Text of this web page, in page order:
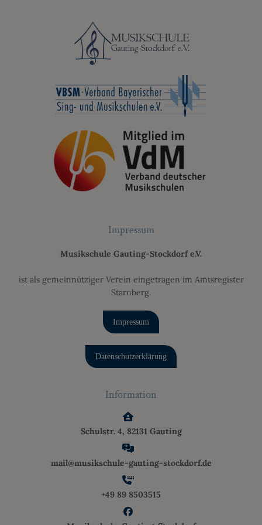
Impressum
Musikschule Gauting-Stockdorf e.V.
ist als gemeinnütziger Verein eingetragen im Amtsregister
Starnberg.
Impressum
Datenschutzerklärung
Information
Schulstr. 4, 82131 Gauting
mail@musikschule-gauting-stockdorf.de
+49 89 8503515